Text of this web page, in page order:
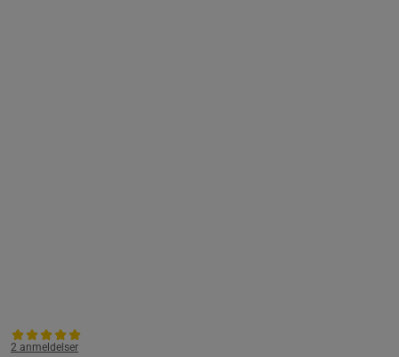
2 anmeldelser